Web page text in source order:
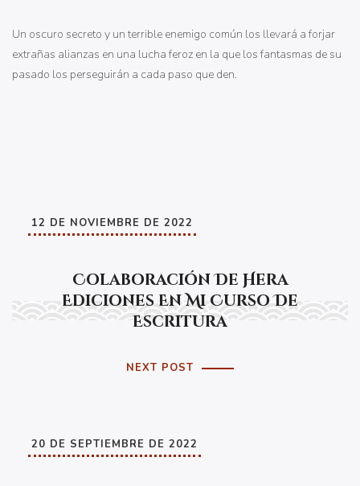
Un oscuro secreto y un terrible enemigo común los llevará a forjar
extrañas alianzas en una lucha feroz en la que los fantasmas de su
pasado los perseguirán a cada paso que den.
Colaboración De Hera
Ediciones En Mi Curso De
Escritura
12 DE NOVIEMBRE DE 2022
NEXT POST
20 DE SEPTIEMBRE DE 2022